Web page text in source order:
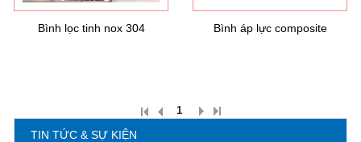
Bình lọc tinh nox 304 Bình áp lực composite
1
TIN TỨC & SỰ KIỆN
16/10/2021
Ô nhiễm nguồn nước và vấn đề sức khỏe
Sử dụng năng lượng mặt trời để xử lý ...